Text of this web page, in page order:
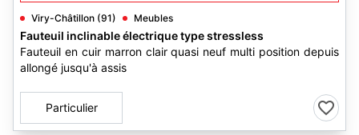
Viry-Châtillon (91) Meubles
Fauteuil inclinable électrique type stressless
Fauteuil en cuir marron clair quasi neuf multi position depuis
allongé jusqu'à assis
Particulier